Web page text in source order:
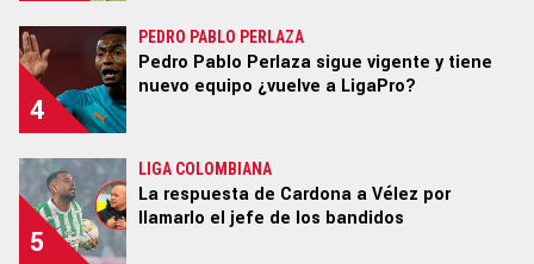
Futbolcentroamerica
Términos y Condiciones
Políticas de Privacidad
Ad Choices
4
PEDRO PABLO PERLAZA
Pedro Pablo Perlaza sigue vigente y tiene
nuevo equipo ¿vuelve a LigaPro?
5
LIGA COLOMBIANA
La respuesta de Cardona a Vélez por
llamarlo el jefe de los bandidos